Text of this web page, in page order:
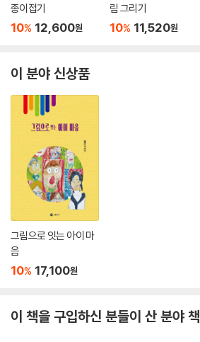
종이접기
10% 12,600원
림 그리기
10% 11,520원
이 분야 신상품
그림으로 잇는 아이 마
음
10% 17,100원
이 책을 구입하신 분들이 산 분야 책